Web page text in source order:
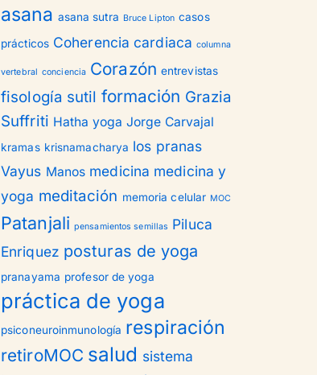
asana asana sutra Bruce Lipton casos
prácticos Coherencia cardiaca columna
vertebral conciencia Corazón entrevistas
fisología sutil formación Grazia
Suffriti Hatha yoga Jorge Carvajal
kramas krisnamacharya los pranas
Vayus Manos medicina medicina y
yoga meditación memoria celular MOC
Patanjali pensamientos semillas Piluca
Enriquez posturas de yoga
pranayama profesor de yoga
práctica de yoga
psiconeuroinmunología respiración
retiroMOC salud sistema